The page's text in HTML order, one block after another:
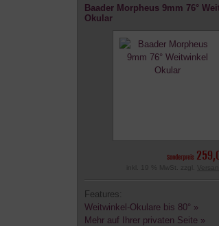
Baader Morpheus 9mm 76°
Okular
Sonderpreis
inkl. 19 % MwSt. zzgl.
Features:
Weitwinkel-Okulare bis 80° »
Mehr auf Ihrer privaten Seite »